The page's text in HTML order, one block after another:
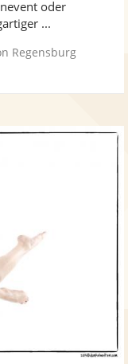
oder
...
Regensburg